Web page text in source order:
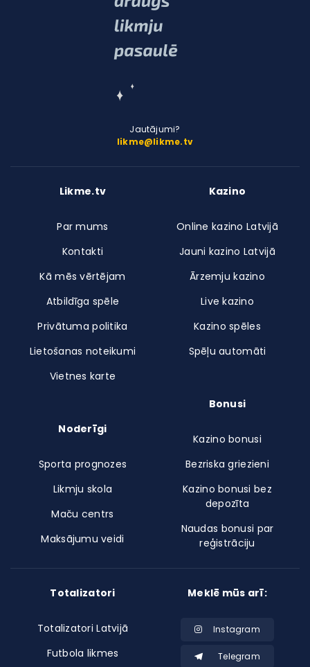
Jautājumi?
likme@likme.tv
Likme.tv
Par mums
Kontakti
Kā mēs vērtējam
Atbildīga spēle
Privātuma politika
Lietošanas noteikumi
Vietnes karte
Noderīgi
Sporta prognozes
Likmju skola
Maču centrs
Maksājumu veidi
Kazino
Online kazino Latvijā
Jauni kazino Latvijā
Ārzemju kazino
Live kazino
Kazino spēles
Spēļu automāti
Bonusi
Kazino bonusi
Bezriska griezieni
Kazino bonusi bez
depozīta
Naudas bonusi par
reģistrāciju
Totalizatori
Totalizatori Latvijā
Futbola likmes
Meklē mūs arī:
Instagram
Telegram